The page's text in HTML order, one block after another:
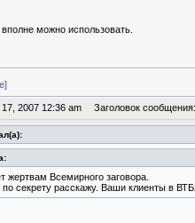
можно использовать.
2007 12:36 am Заголовок сообщения:
жертвам Всемирного заговора.
секрету расскажу. Ваши клиенты в